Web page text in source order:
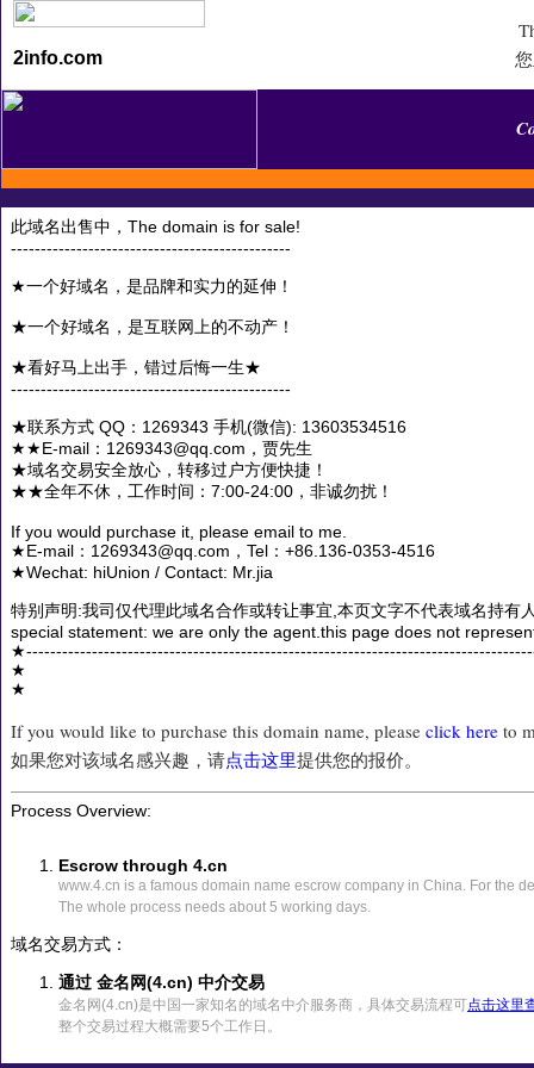
2info.com
此域名出售中，The domain is for sale!
-----------------------------------------------
★一个好域名，是品牌和实力的延伸！
★一个好域名，是互联网上的不动产！
★看好马上出手，错过后悔一生★
-----------------------------------------------
★联系方式 QQ：1269343 手机(微信): 13603534516
★★E-mail：1269343@qq.com，贾先生
★域名交易安全放心，转移过户方便快捷！
★★全年不休，工作时间：7:00-24:00，非诚勿扰！
If you would purchase it, please email to me.
★E-mail：1269343@qq.com，Tel：+86.136-0353-4516
★Wechat: hiUnion / Contact: Mr.jia
特别声明:我司仅代理此域名合作或转让事宜,本页文字不代表域名持有
special statement: we are only the agent.this page does not
★
★
If you would like to purchase this domain name, please click here to
如果您对该域名感兴趣，请点击这里提供您的报价。
Process Overview:
Escrow through 4.cn
www.4.cn is a famous domain name escrow company in China. For the
The whole process needs about 5 working days.
域名交易方式：
通过 金名网(4.cn) 中介交易
金名网(4.cn)是中国一家知名的域名中介服务商，具体交易流程可点击这里
整个交易过程大概需要5个工作日。